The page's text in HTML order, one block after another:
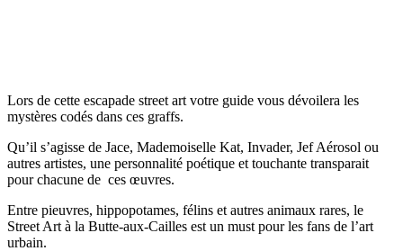
Lors de cette escapade street art votre guide vous dévoilera les
mystères codés dans ces graffs.
Qu’il s’agisse de Jace, Mademoiselle Kat, Invader, Jef Aérosol ou
autres artistes, une personnalité poétique et touchante transparait
pour chacune de ces œuvres.
Entre pieuvres, hippopotames, félins et autres animaux rares, le
Street Art à la Butte-aux-Cailles est un must pour les fans de l’art
urbain.